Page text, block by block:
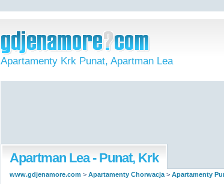
Apartamenty Krk Punat, Apartman Lea
Apartman Lea - Punat, Krk
www.gdjenamore.com > Apartamenty Chorwacja > Apartamenty